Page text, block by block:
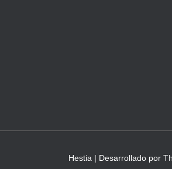
Hestia | Desarrollado por